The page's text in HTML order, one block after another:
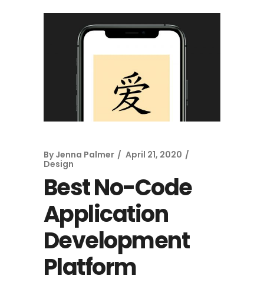
By Jenna Palmer
April 21, 2020
Design
Best No-Code
Application
Development
Platform